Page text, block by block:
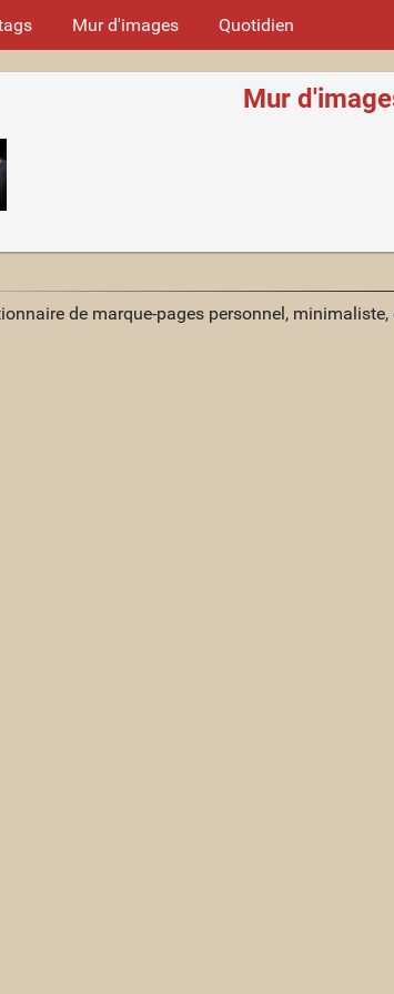
Mur d'images Quotidien
Mur
de marque-pages personnel,